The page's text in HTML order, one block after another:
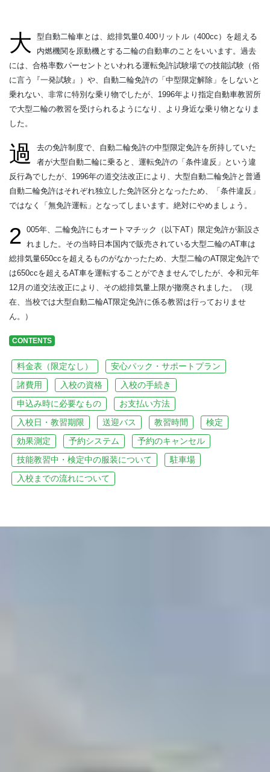
大
型自動二輪車とは、総排気量0.400リットル（400cc）を超える
内燃機関を原動機とする二輪の自動車のことをいいます。過去
には、合格率数パーセントといわれる運転免許試験場での技能試験（俗
に言う『一発試験』）や、自動二輪免許の「中型限定解除」をしないと
乗れない、非常に特別な乗り物でしたが、1996年より指定自動車教習所
で大型二輪の教習を受けられるようになり、より身近な乗り物となりま
した。
過
去の免許制度で、自動二輪免許の中型限定免許を所持していた
者が大型自動二輪に乗ると、運転免許の「条件違反」という違
反行為でしたが、1996年の道交法改正により、大型自動二輪免許と普通
自動二輪免許はそれぞれ独立した免許区分となったため、「条件違反」
ではなく「無免許運転」となってしまいます。絶対にやめましょう。
2 005年、二輪免許にもオートマチック（以下AT）限定免許が新設さ
れました。その当時日本国内で販売されている大型二輪のAT車は
総排気量650ccを超えるものがなかったため、大型二輪のAT限定免許で
は650ccを超えるAT車を運転することができませんでしたが、令和元年
12月の道交法改正により、その総排気量上限が撤廃されました。（現
在、当校では大型自動二輪AT限定免許に係る教習は行っておりませ
ん。）
CONTENTS
料金表（限定なし）
安心パック・サポートプラン
諸費用
入校の資格
入校の手続き
申込み時に必要なもの
お支払い方法
入校日・教習期限
送迎バス 教習時間
検定
効果測定
予約システム
予約のキャンセル
技能教習中・検定中の服装について
駐車場
入校までの流れについて